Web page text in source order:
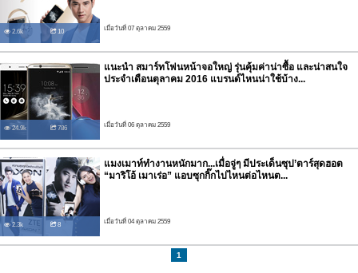
2.6k 10 เมื่อวันที่ 07 ตุลาคม 2559
24.9k 786
แนะนำ สมาร์ทโฟนหน้าจอใหญ่ รุ่นคุ้มค่าน่าซื้อ และน่าสนใจ
ประจำเดือนตุลาคม 2016 แบรนด์ไหนน่าใช้บ้าง...
เมื่อวันที่ 06 ตุลาคม 2559
2.3k 8
แมงเมาท์ทำงานหนักมาก...เมื่อจู่ๆ มีประเด็นซุป’ตาร์สุดฮอต
“มาริโอ้ เมาเร่อ” แอบซุกกิ๊กไปไหนต่อไหนต...
เมื่อวันที่ 04 ตุลาคม 2559
1